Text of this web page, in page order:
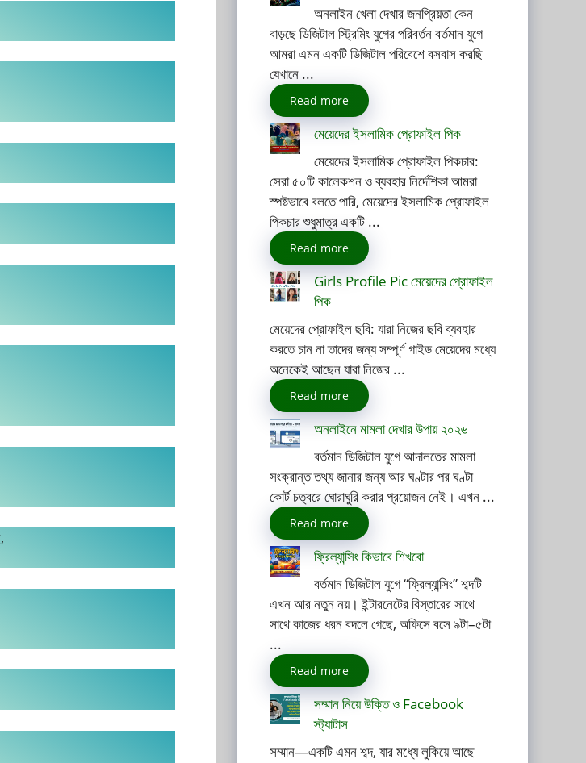
অনলাইন খেলা দেখার জনপ্রিয়তা কেন
বাড়ছে ডিজিটাল স্ট্রিমিং যুগের পরিবর্তন বর্তমান যুগে
আমরা এমন একটি ডিজিটাল পরিবেশে বসবাস করছি
যেখানে ...
Read more
মেয়েদের ইসলামিক প্রোফাইল পিক
মেয়েদের ইসলামিক প্রোফাইল পিকচার:
সেরা ৫০টি কালেকশন ও ব্যবহার নির্দেশিকা আমরা
স্পষ্টভাবে বলতে পারি, মেয়েদের ইসলামিক প্রোফাইল
পিকচার শুধুমাত্র একটি ...
Read more
Girls Profile Pic মেয়েদের প্রোফাইল
পিক
মেয়েদের প্রোফাইল ছবি: যারা নিজের ছবি ব্যবহার
করতে চান না তাদের জন্য সম্পূর্ণ গাইড মেয়েদের মধ্যে
অনেকেই আছেন যারা নিজের ...
Read more
অনলাইনে মামলা দেখার উপায় ২০২৬
বর্তমান ডিজিটাল যুগে আদালতের মামলা
সংক্রান্ত তথ্য জানার জন্য আর ঘণ্টার পর ঘণ্টা
কোর্ট চত্বরে ঘোরাঘুরি করার প্রয়োজন নেই। এখন ...
Read more
ফ্রিল্যান্সিং কিভাবে শিখবো
বর্তমান ডিজিটাল যুগে “ফ্রিল্যান্সিং” শব্দটি
এখন আর নতুন নয়। ইন্টারনেটের বিস্তারের সাথে
সাথে কাজের ধরন বদলে গেছে, অফিসে বসে ৯টা–৫টা
...
Read more
সম্মান নিয়ে উক্তি ও Facebook
স্ট্যাটাস
সম্মান—একটি এমন শব্দ, যার মধ্যে লুকিয়ে আছে